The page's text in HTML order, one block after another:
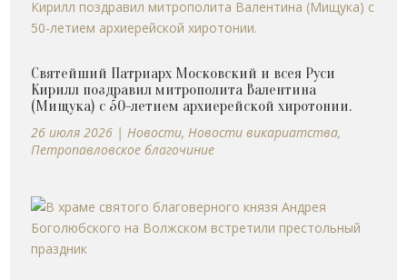
Святейший Патриарх Московский и всея Руси
Кирилл поздравил митрополита Валентина
(Мищука) с 50-летием архиерейской хиротонии.
26 июля 2026 | Новости, Новости викариатства,
Петропавловское благочиние